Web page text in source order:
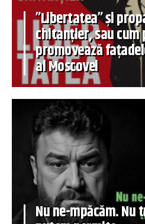
”Libertatea” și
chitanțier, sau cum
promovează
al Moscovei
Nu ne-mpăcăm. Nu